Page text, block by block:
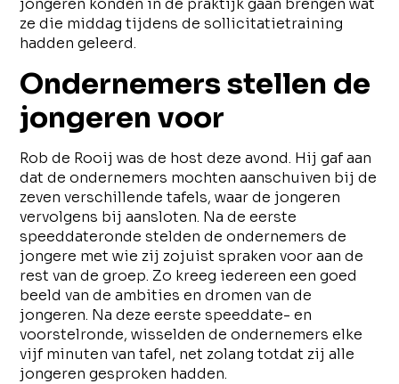
jongeren konden in de praktijk gaan brengen wat
ze die middag tijdens de sollicitatietraining
hadden geleerd.
Ondernemers stellen de
jongeren voor
Rob de Rooij was de host deze avond. Hij gaf aan
dat de ondernemers mochten aanschuiven bij de
zeven verschillende tafels, waar de jongeren
vervolgens bij aansloten. Na de eerste
speeddateronde stelden de ondernemers de
jongere met wie zij zojuist spraken voor aan de
rest van de groep. Zo kreeg iedereen een goed
beeld van de ambities en dromen van de
jongeren. Na deze eerste speeddate- en
voorstelronde, wisselden de ondernemers elke
vijf minuten van tafel, net zolang totdat zij alle
jongeren gesproken hadden.